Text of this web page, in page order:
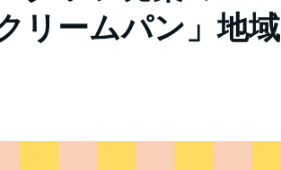
リームパン」地域